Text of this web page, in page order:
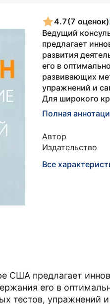
4.7(7 оценок)
Ведущий
предлагает
развития
его в
развивающих
упражнений и
Для широкого
Полная
Автор
Издательство
Все
США предлагает
его в
тестов, упражнений